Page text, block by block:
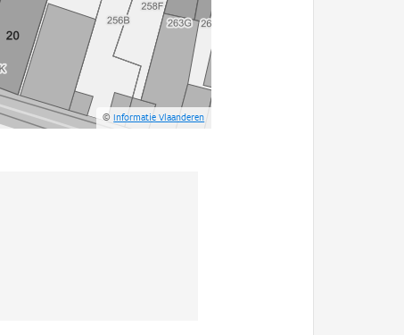
©Informatie Vlaanderen